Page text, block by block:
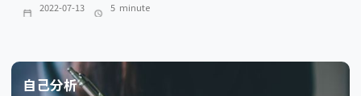
2022-07-13 5 minute
自己分析